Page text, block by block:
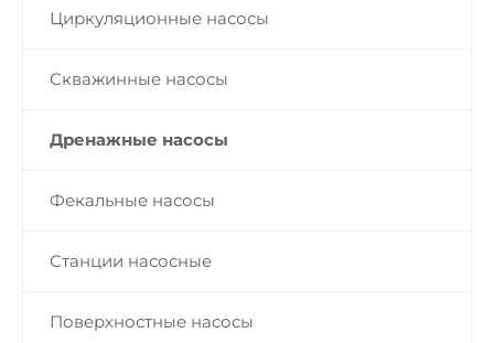
Циркуляционные насосы
Скважинные насосы
Дренажные насосы
Фекальные насосы
Станции насосные
Поверхностные насосы